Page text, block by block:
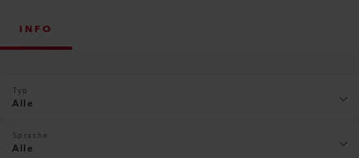
INFO
Typ
Alle
Sprache
Alle